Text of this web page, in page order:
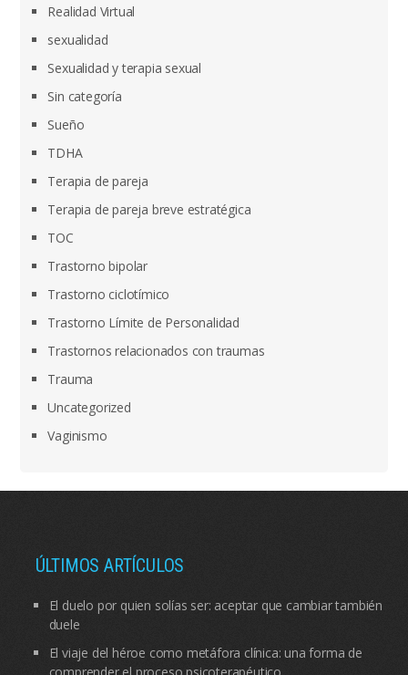
Realidad Virtual
sexualidad
Sexualidad y terapia sexual
Sin categoría
Sueño
TDHA
Terapia de pareja
Terapia de pareja breve estratégica
TOC
Trastorno bipolar
Trastorno ciclotímico
Trastorno Límite de Personalidad
Trastornos relacionados con traumas
Trauma
Uncategorized
Vaginismo
ÚLTIMOS ARTÍCULOS
El duelo por quien solías ser: aceptar que cambiar también
duele
El viaje del héroe como metáfora clínica: una forma de